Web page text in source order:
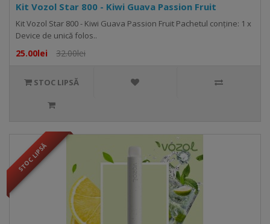
Kit Vozol Star 800 - Kiwi Guava Passion Fruit
Kit Vozol Star 800 - Kiwi Guava Passion Fruit Pachetul conține: 1 x
Device de unică folos..
25.00lei 32.00lei
STOC LIPSĂ
STOC LIPSĂ